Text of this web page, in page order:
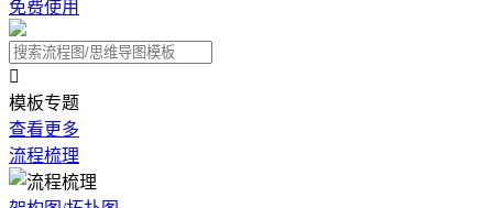
免费使用

模板专题
查看更多
流程梳理